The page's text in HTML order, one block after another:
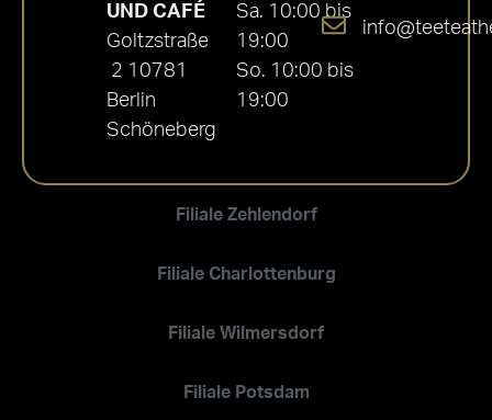
Filiale Zehlendorf
Filiale Charlottenburg
Filiale Wilmersdorf
Filiale Potsdam
UND CAFÉ
Goltzstraße
2 10781
Berlin
Schöneberg
Sa. 10:00 bis
19:00
So. 10:00 bis
19:00